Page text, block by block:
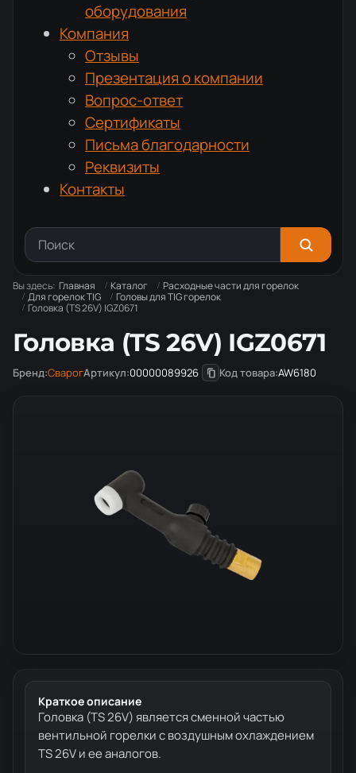
оборудования
Компания
Отзывы
Презентация о компании
Вопрос-ответ
Сертификаты
Письма благодарности
Реквизиты
Контакты
Вы здесь: Главная Каталог
Расходные части для горелок
Для горелок TIG
Головы для TIG горелок
Головка (TS 26V) IGZ0671
Головка (TS 26V) IGZ0671
Бренд:СварогАртикул:00000089926 Код товара:AW6180
Краткое описание
Головка (TS 26V) является сменной частью
вентильной горелки с воздушным охлаждением
TS 26V и ее аналогов.